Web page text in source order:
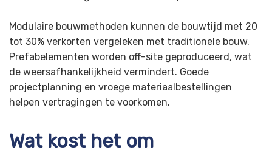
Modulaire bouwmethoden kunnen de bouwtijd met 20
tot 30% verkorten vergeleken met traditionele bouw.
Prefabelementen worden off-site geproduceerd, wat
de weersafhankelijkheid vermindert. Goede
projectplanning en vroege materiaalbestellingen
helpen vertragingen te voorkomen.
Wat kost het om